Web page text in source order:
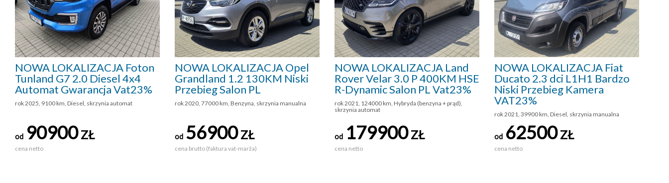
NOWA LOKALIZACJA Foton
Tunland G7 2.0 Diesel 4x4
Automat Gwarancja Vat23%
rok 2025, 9100 km, Diesel, skrzynia automat
od 90900ZŁ
cena netto
NOWA LOKALIZACJA Opel
Grandland 1.2 130KM Niski
Przebieg Salon PL
rok 2020, 77000 km, Benzyna, skrzynia manualna
od 56900ZŁ
cena brutto (faktura vat-marża)
NOWA LOKALIZACJA Land
Rover Velar 3.0 P 400KM HSE
R-Dynamic Salon PL Vat23%
rok 2021, 124000 km, Hybryda (benzyna + prąd),
skrzynia automat
od 179900ZŁ
cena netto
NOWA LOKALIZACJA Fiat
Ducato 2.3 dci L1H1 Bardzo
Niski Przebieg Kamera
VAT23%
rok 2021, 39900 km, Diesel, skrzynia manualna
od 62500ZŁ
cena netto